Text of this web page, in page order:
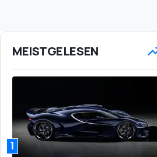
MEISTGELESEN
1